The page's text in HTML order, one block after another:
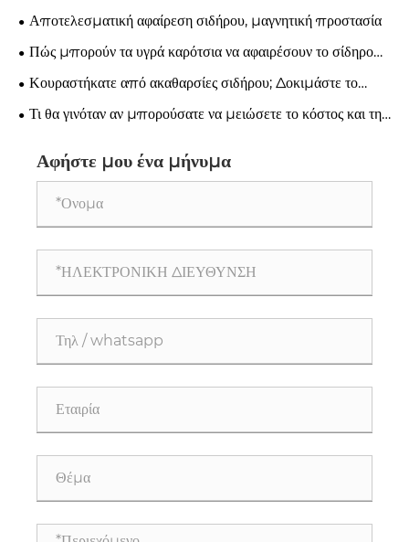
καθαρότητα του βιομηχανικού υλικού;
Αποτελεσματική αφαίρεση σιδήρου, μαγνητική προστασία
Πώς μπορούν τα υγρά καρότσια να αφαιρέσουν το σίδηρο
αποτελεσματικά;
Κουραστήκατε από ακαθαρσίες σιδήρου; Δοκιμάστε το
Πλήρως Αυτόματο Περιστροφικό Σιδερένιο Remover!
Τι θα γινόταν αν μπορούσατε να μειώσετε το κόστος και την
Αφήστε μου ένα μήνυμα